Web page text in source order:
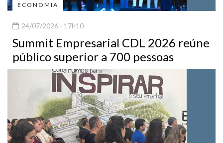
ECONOMIA
24/07/2026 - 17h10
Summit Empresarial CDL 2026 reúne
público superior a 700 pessoas